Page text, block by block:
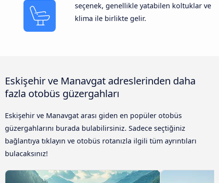
seçenek, genellikle yatabilen koltuklar ve
klima ile birlikte gelir.
Eskişehir ve Manavgat adreslerinden daha
fazla otobüs güzergahları
Eskişehir ve Manavgat arası giden en popüler otobüs
güzergahlarını burada bulabilirsiniz. Sadece seçtiğiniz
bağlantıya tıklayın ve otobüs rotanızla ilgili tüm ayrıntıları
bulacaksınız!